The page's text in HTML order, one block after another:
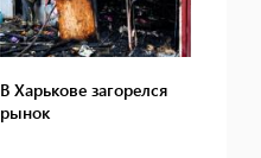
В Харькове загорелся
рынок